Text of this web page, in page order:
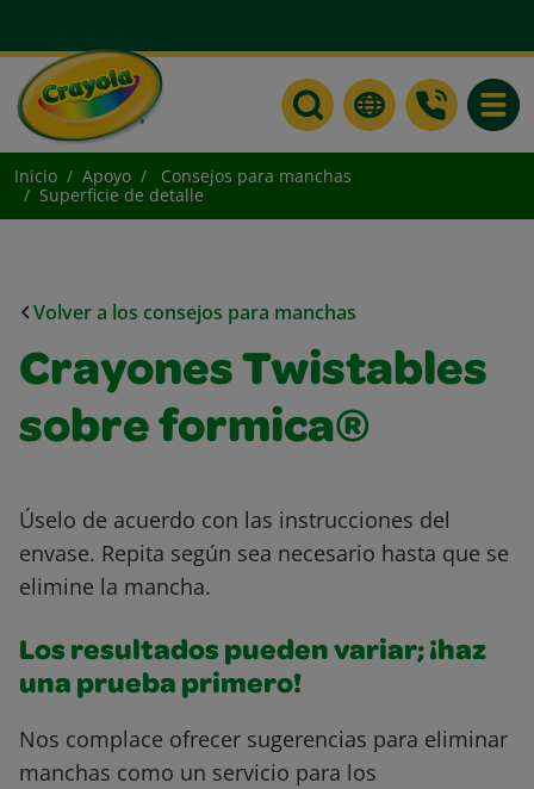
Inicio Apoyo
Consejos para manchas
Superficie de detalle
Volver a los consejos para manchas
Crayones Twistables
sobre formica®
Úselo de acuerdo con las instrucciones del
envase. Repita según sea necesario hasta que se
elimine la mancha.
Los resultados pueden variar; ¡haz
una prueba primero!
Nos complace ofrecer sugerencias para eliminar
manchas como un servicio para los